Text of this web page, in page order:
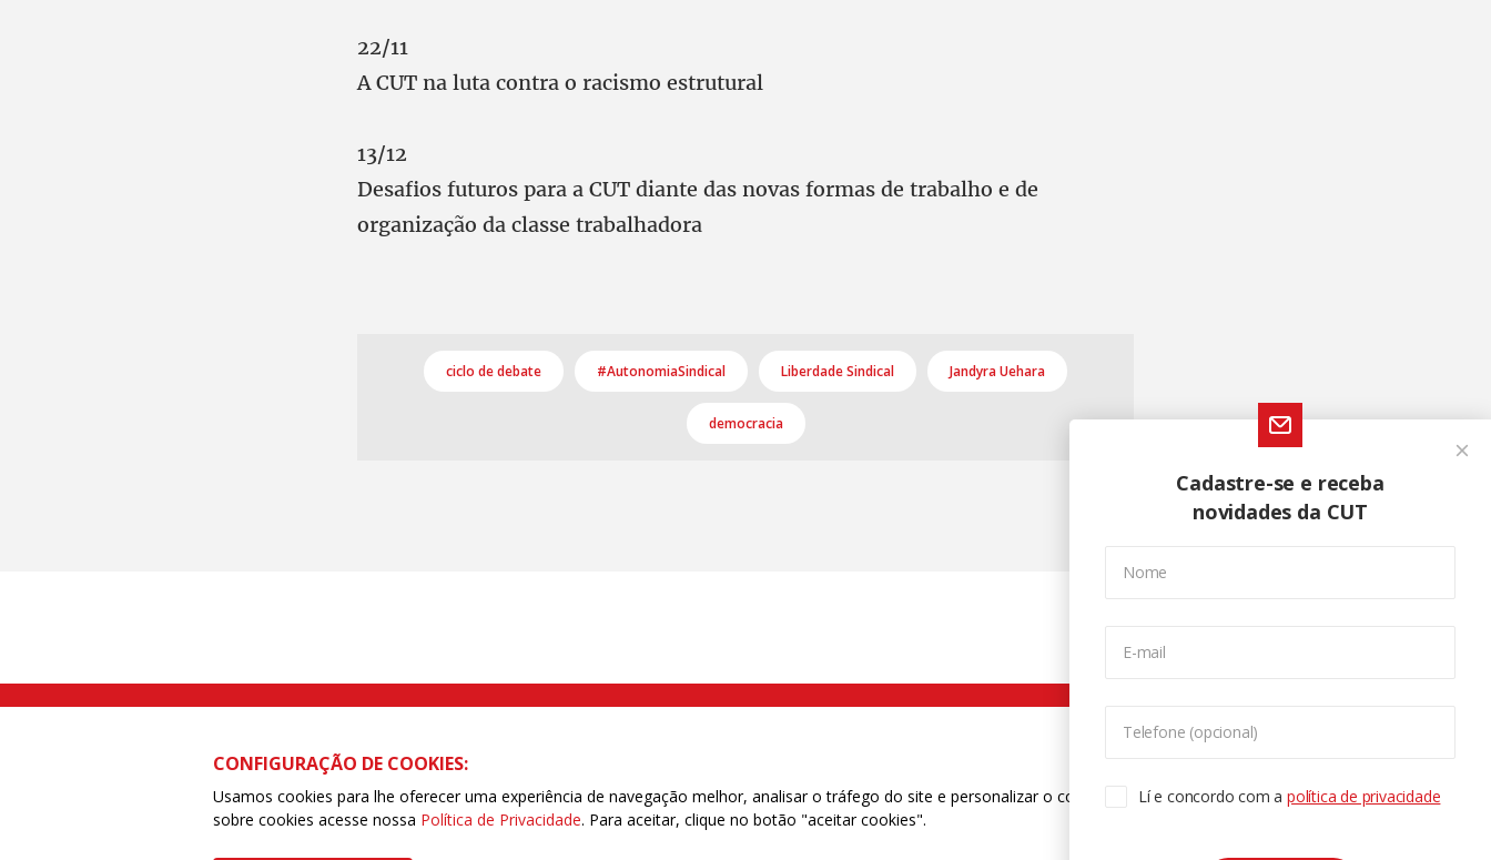
22/11
A CUT na luta contra o racismo estrutural
13/12
Desafios futuros para a CUT diante das novas formas de trabalho e de
organização da classe trabalhadora
ciclo de debate #AutonomiaSindical Liberdade Sindical Jandyra Uehara
democracia
Cadastre-se e receba
novidades da CUT
Nome
E-mail
Telefone (opcional)
Lí e concordo com apolítica de privacidade
Rua Caetano Pinto nº 575 CEP 03041-000 Brás, São Paulo/SP | Telefone (11) 2108 9200 - Fax (11) 2108 9310
CONFIGURAÇÃO DE COOKIES:
Usamos cookies para lhe oferecer uma experiência de navegação melhor, analisar o tráfego do site e personalizar o conteúdo. Para saber mais
sobre cookies acesse nossa Política de Privacidade. Para aceitar, clique no botão "aceitar cookies".